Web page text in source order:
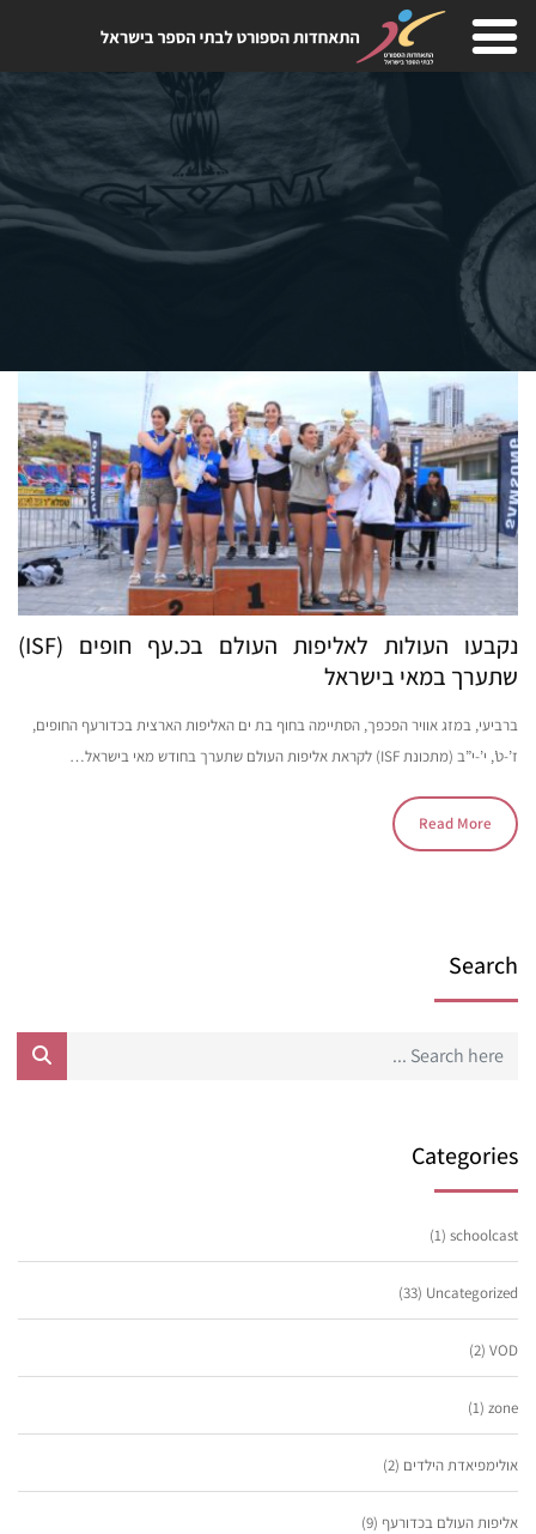
נקבעו העולות לאליפות העולם בכ.עף חופים (ISF)
שתערך במאי בישראל
ברביעי, במזג אוויר הפכפך, הסתיימה בחוף בת ים האליפות הארצית בכדורעף החופים,
ז’-ט’, י’-י”ב (מתכונת ISF) לקראת אליפות העולם שתערך בחודש מאי בישראל…
Read More
Search
Categories
schoolcast
(1)
Uncategorized
(33)
VOD
(2)
zone
(1)
אולימפיאדת הילדים (2)
אליפות העולם בכדורעף (9)